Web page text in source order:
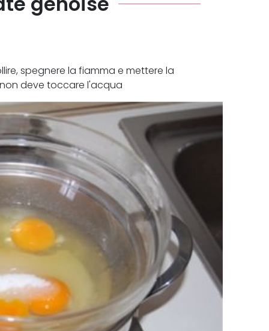
spegnere la fiamma e mettere la
deve toccare l'acqua